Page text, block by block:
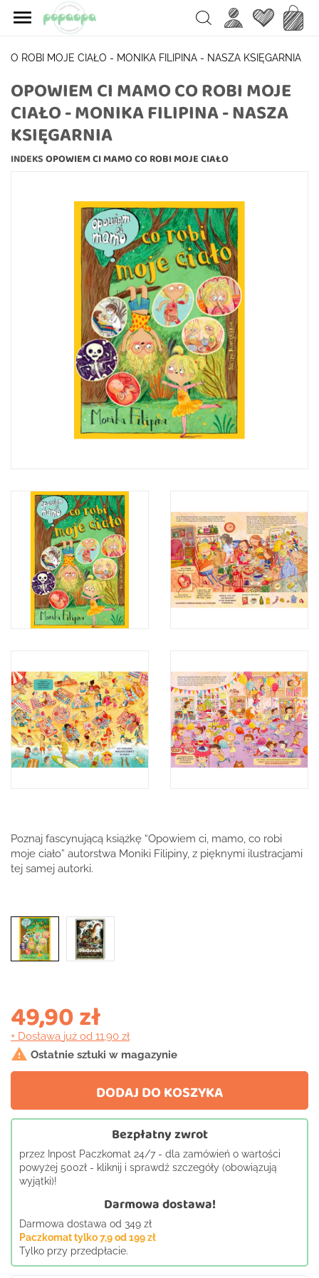
 Search Ulubione
ROBI MOJE CIAŁO - MONIKA FILIPINA - NASZA KSIĘGARNIA
OPOWIEM CI MAMO CO ROBI MOJE
CIAŁO - MONIKA FILIPINA - NASZA
KSIĘGARNIA
INDEKS OPOWIEM CI MAMO CO ROBI MOJE CIAŁO
Poznaj fascynującą książkę “Opowiem ci, mamo, co robi
moje ciało” autorstwa Moniki Filipiny, z pięknymi ilustracjami
tej samej autorki.
49,90 zł
+ Dostawa już od 11,90 zł
 Ostatnie sztuki w magazynie
DODAJ DO KOSZYKA
Bezpłatny zwrot
przez Inpost Paczkomat 24/7 - dla zamówień o wartości
powyżej 500zł - kliknij i sprawdź szczegóły (obowiązują
wyjątki)!
Darmowa dostawa!
Darmowa dostawa od 349 zł
Paczkomat tylko 7,9 od 199 zł
Tylko przy przedpłacie.